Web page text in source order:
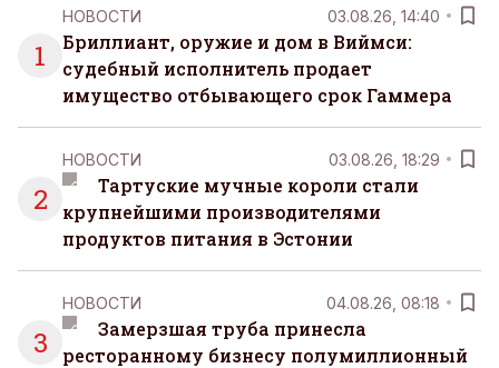
организовывать, планировать и за все отвечать
самостоятельно.
1
НОВОСТИ 03.08.26, 14:40
Бриллиант, оружие и дом в Виймси:
судебный исполнитель продает
имущество отбывающего срок Гаммера
2
НОВОСТИ 03.08.26, 18:29
Тартуские мучные короли стали
крупнейшими производителями
продуктов питания в Эстонии
3
НОВОСТИ 04.08.26, 08:18
Замерзшая труба принесла
ресторанному бизнесу полумиллионный